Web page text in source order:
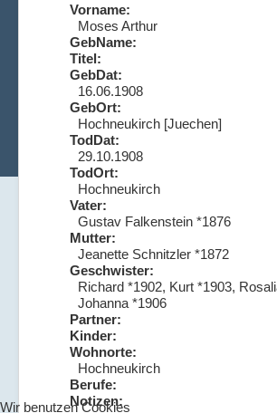
Vorname:
Moses Arthur
GebName:
Titel:
GebDat:
16.06.1908
GebOrt:
Hochneukirch [Juechen]
TodDat:
29.10.1908
TodOrt:
Hochneukirch
Vater:
Gustav Falkenstein *1876
Mutter:
Jeanette Schnitzler *1872
Geschwister:
Richard *1902, Kurt *1903,
Johanna *1906
Partner:
Kinder:
Wohnorte:
Hochneukirch
Berufe:
Notizen:
Wir benutzen Cookies